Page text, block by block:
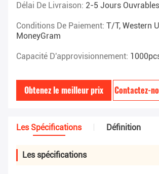
Délai De Livraison: 2-5 Jours Ouvrables
Conditions De Paiement: T/T, Western
MoneyGram
Capacité D'approvisionnement:
Obtenez le meilleur prix Contactez-
Les Spécifications Définition
Les spécifications